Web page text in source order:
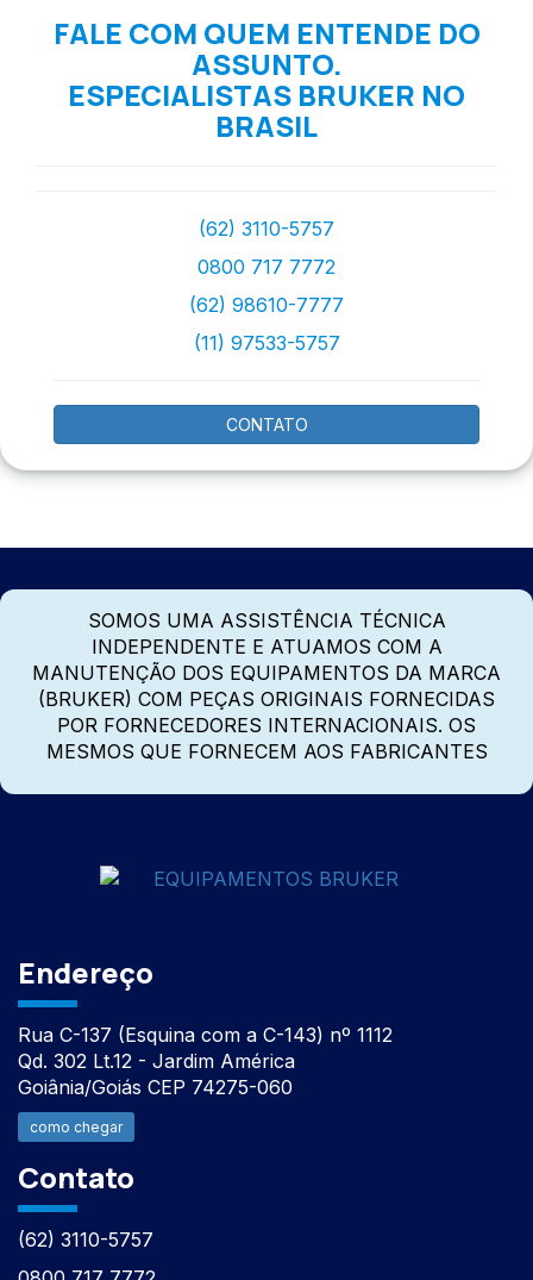
FALE COM QUEM ENTENDE DO
ASSUNTO.
ESPECIALISTAS BRUKER NO
BRASIL
(62) 3110-5757
0800 717 7772
(62) 98610-7777
(11) 97533-5757
CONTATO
SOMOS UMA ASSISTÊNCIA TÉCNICA
INDEPENDENTE E ATUAMOS COM A
MANUTENÇÃO DOS EQUIPAMENTOS DA MARCA
(BRUKER) COM PEÇAS ORIGINAIS FORNECIDAS
POR FORNECEDORES INTERNACIONAIS. OS
MESMOS QUE FORNECEM AOS FABRICANTES
Endereço
Rua C-137 (Esquina com a C-143) nº 1112
Qd. 302 Lt.12 - Jardim América
Goiânia/Goiás CEP 74275-060
como chegar
Contato
(62) 3110-5757